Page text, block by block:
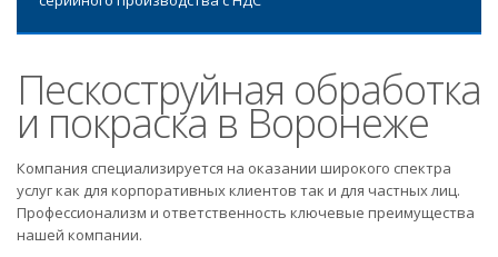
Пескоструйная обработка
и покраска в Воронеже
Компания специализируется на оказании широкого спектра
услуг как для корпоративных клиентов так и для частных лиц.
Профессионализм и ответственность ключевые преимущества
нашей компании.